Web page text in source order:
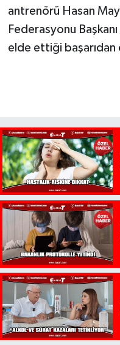
antrenörü Hasan
Federasyonu
elde ettiği